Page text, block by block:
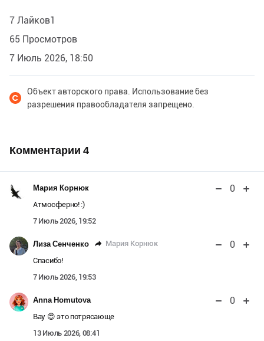
7 Лайков1
65 Просмотров
7 Июль 2026, 18:50
Объект авторского права. Использование без
разрешения правообладателя запрещено.
Комментарии 4
Мария Корнюк 0
Атмосферно! :)
7 Июль 2026, 19:52
Лиза Сенченко Мария Корнюк 0
Спасибо!
7 Июль 2026, 19:53
Anna Homutova 0
Вау 😍 это потрясающе
13 Июль 2026, 08:41